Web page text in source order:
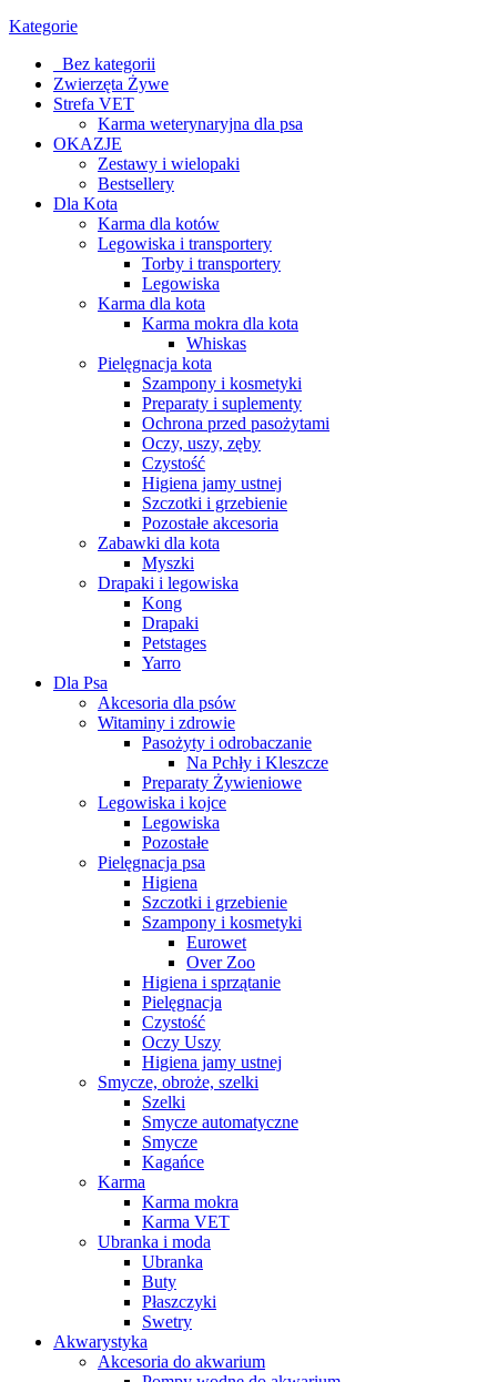
Kategorie
_Bez kategorii
Zwierzęta Żywe
Strefa VET
Karma weterynaryjna dla psa
OKAZJE
Zestawy i wielopaki
Bestsellery
Dla Kota
Karma dla kotów
Legowiska i transportery
Torby i transportery
Legowiska
Karma dla kota
Karma mokra dla kota
Whiskas
Pielęgnacja kota
Szampony i kosmetyki
Preparaty i suplementy
Ochrona przed pasożytami
Oczy, uszy, zęby
Czystość
Higiena jamy ustnej
Szczotki i grzebienie
Pozostałe akcesoria
Zabawki dla kota
Myszki
Drapaki i legowiska
Kong
Drapaki
Petstages
Yarro
Dla Psa
Akcesoria dla psów
Witaminy i zdrowie
Pasożyty i odrobaczanie
Na Pchły i Kleszcze
Preparaty Żywieniowe
Legowiska i kojce
Legowiska
Pozostałe
Pielęgnacja psa
Higiena
Szczotki i grzebienie
Szampony i kosmetyki
Eurowet
Over Zoo
Higiena i sprzątanie
Pielęgnacja
Czystość
Oczy Uszy
Higiena jamy ustnej
Smycze, obroże, szelki
Szelki
Smycze automatyczne
Smycze
Kagańce
Karma
Karma mokra
Karma VET
Ubranka i moda
Ubranka
Buty
Płaszczyki
Swetry
Akwarystyka
Akcesoria do akwarium